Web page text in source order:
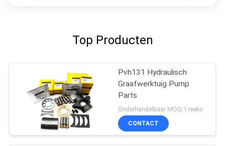
Top Producten
Pvh131 Hydraulisch
Graafwerktuig Pump
Parts
Onderhandelbaar MOQ:1 reeks
CONTACT